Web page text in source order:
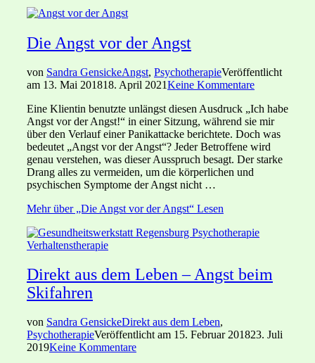
Die Angst vor der Angst
von Sandra GensickeAngst, PsychotherapieVeröffentlicht
am 13. Mai 201818. April 2021Keine Kommentare
Eine Klientin benutzte unlängst diesen Ausdruck „Ich habe
Angst vor der Angst!“ in einer Sitzung, während sie mir
über den Verlauf einer Panikattacke berichtete. Doch was
bedeutet „Angst vor der Angst“? Jeder Betroffene wird
genau verstehen, was dieser Ausspruch besagt. Der starke
Drang alles zu vermeiden, um die körperlichen und
psychischen Symptome der Angst nicht …
Mehrüber „Die Angst vor der Angst“ Lesen
Direkt aus dem Leben – Angst beim
Skifahren
von Sandra GensickeDirekt aus dem Leben,
PsychotherapieVeröffentlicht am 15. Februar 201823. Juli
2019Keine Kommentare